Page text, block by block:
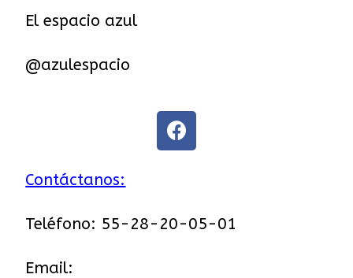
El espacio azul
@azulespacio
Contáctanos:
Teléfono: 55-28-20-05-01
Email: